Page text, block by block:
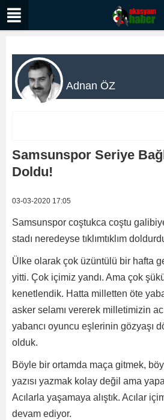
Adnan ÖZ
Samsunspor Seriye
Doldu!
03-03-2020 17:05
Samsunspor coştukca coştu
stadı neredeyse tıklımtıklım
Ülke olarak çok üzüntülü bir hafta
yitti. Çok içimiz yandı. Ama çok
kenetlendik. Hatta milletten öte
asker selamı vererek milletimizin
yabancı oyuncu eşlerinin gözyaşı
olduk.
Böyle bir ortamda maça gitmek,
yazısı yazmak kolay değil ama
Acılarla yaşamaya alıştık. Acılar
devam ediyor.